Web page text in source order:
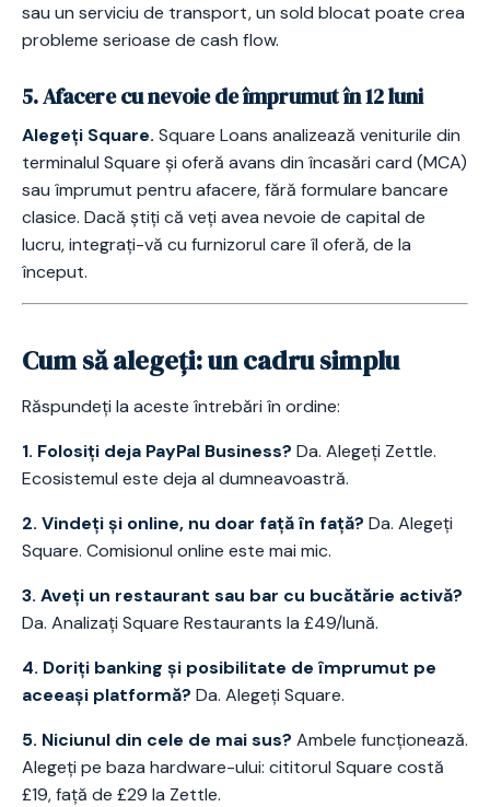
sau un serviciu de transport, un sold blocat poate crea
probleme serioase de cash flow.
5. Afacere cu nevoie de împrumut în 12 luni
Alegeți Square. Square Loans analizează veniturile din
terminalul Square și oferă avans din încasări card (MCA)
sau împrumut pentru afacere, fără formulare bancare
clasice. Dacă știți că veți avea nevoie de capital de
lucru, integrați-vă cu furnizorul care îl oferă, de la
început.
Cum să alegeți: un cadru simplu
Răspundeți la aceste întrebări în ordine:
1. Folosiți deja PayPal Business? Da. Alegeți Zettle.
Ecosistemul este deja al dumneavoastră.
2. Vindeți și online, nu doar față în față? Da. Alegeți
Square. Comisionul online este mai mic.
3. Aveți un restaurant sau bar cu bucătărie activă?
Da. Analizați Square Restaurants la £49/lună.
4. Doriți banking și posibilitate de împrumut pe
aceeași platformă? Da. Alegeți Square.
5. Niciunul din cele de mai sus? Ambele funcționează.
Alegeți pe baza hardware-ului: cititorul Square costă
£19, față de £29 la Zettle.